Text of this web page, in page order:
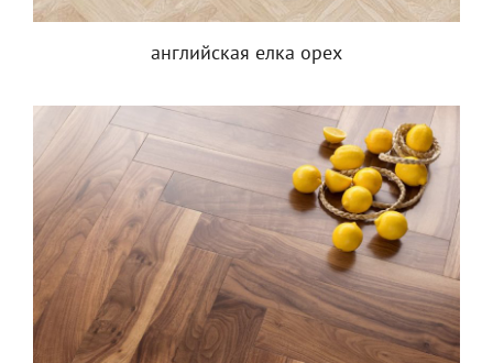
английская елка орех